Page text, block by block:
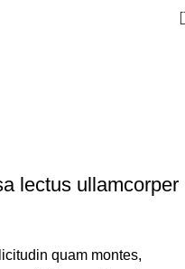
lectus ullamcorper
quam montes,